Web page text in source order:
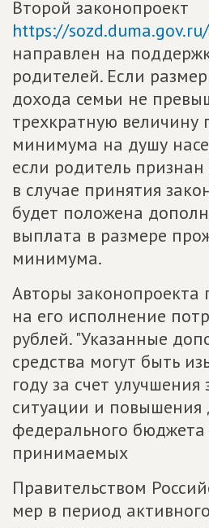
Второй законопроект
https://
направлен на
родителей. Если
дохода семьи не
трехкратную величину
минимума на душу
если родитель
в случае принятия
будет положена
выплата в размере
минимума.
Авторы законопроекта
на его исполнение
рублей. "Указанные
средства могут быть
году за счет
ситуации и повышения
федерального бюджета
принимаемых
Правительством
мер в период